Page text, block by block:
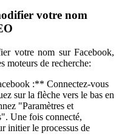
votre nom
votre nom sur Facebook,
moteurs de recherche:
:** Connectez-vous
sur la flèche vers le bas en
"Paramètres et
Une fois connecté,
initier le processus de